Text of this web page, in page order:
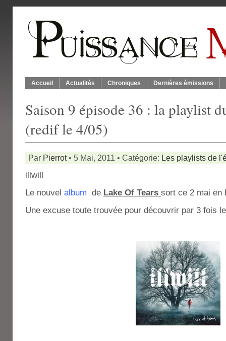
Accueil Actualités Chroniques Dernières émissions
Saison 9 épisode 36 : la playlist
(redif le 4/05)
Par Pierrot• 5 Mai, 2011 • Catégorie: Les playlists de
illwill
Le nouvel album de Lake Of Tears sort ce 2 mai en
Une excuse toute trouvée pour découvrir par 3 fois